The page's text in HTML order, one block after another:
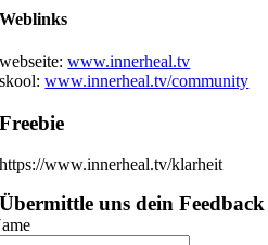
Weblinks
webseite:www.innerheal.tv
skool:www.innerheal.tv/community
Freebie
https://www.innerheal.tv/klarheit
Übermittle uns dein